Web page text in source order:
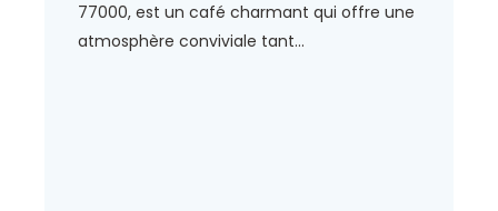
77000, est un café charmant qui offre une
atmosphère conviviale tant...